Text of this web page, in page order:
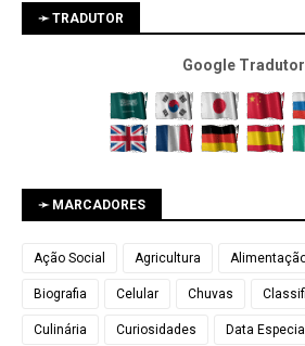
➛ TRADUTOR
Google Tradutor
➛ MARCADORES
Ação Social Agricultura
Biografia Celular Chuvas
Culinária Curiosidades Data Especial